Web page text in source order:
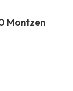
Montzen